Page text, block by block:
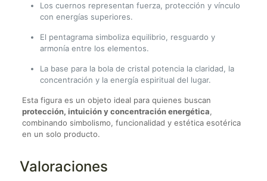
Los cuernos representan fuerza, protección y vínculo
con energías superiores.
El pentagrama simboliza equilibrio, resguardo y
armonía entre los elementos.
La base para la bola de cristal potencia la claridad, la
concentración y la energía espiritual del lugar.
Esta figura es un objeto ideal para quienes buscan
protección, intuición y concentración energética,
combinando simbolismo, funcionalidad y estética esotérica
en un solo producto.
Valoraciones